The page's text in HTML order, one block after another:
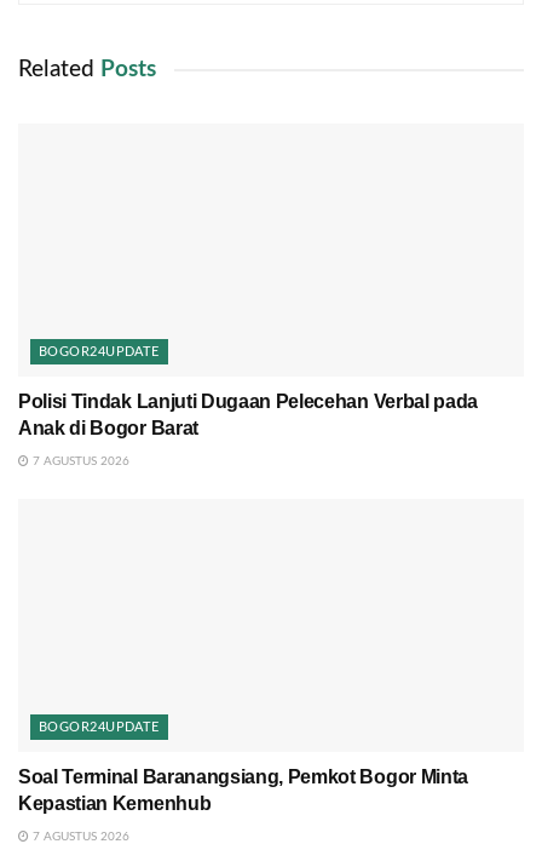
Related Posts
BOGOR24UPDATE
Polisi Tindak Lanjuti Dugaan Pelecehan Verbal pada
Anak di Bogor Barat
7 AGUSTUS 2026
BOGOR24UPDATE
Soal Terminal Baranangsiang, Pemkot Bogor Minta
Kepastian Kemenhub
7 AGUSTUS 2026